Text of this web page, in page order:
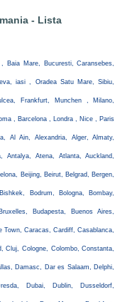
- Lista
Baia Mare, Bucuresti, Caransebes,
iasi , Oradea Satu Mare, Sibiu,
Frankfurt, Munchen , Milano,
, Barcelona , Londra , Nice , Paris
Al Ain, Alexandria, Alger, Almaty,
Antalya, Atena, Atlanta, Auckland,
Beijing, Beirut, Belgrad, Bergen,
Bodrum, Bologna, Bombay,
Budapesta, Buenos Aires,
Caracas, Cardiff, Casablanca,
Cluj, Cologne, Colombo, Constanta,
Damasc, Dar es Salaam, Delphi,
Dubai, Dublin, Dusseldorf,